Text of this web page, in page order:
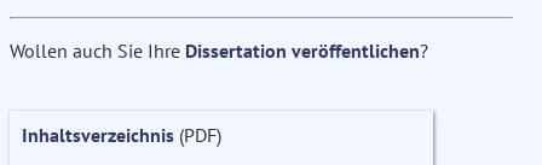
Wollen auch Sie Ihre Dissertation veröffentlichen?
Inhaltsverzeichnis (PDF)